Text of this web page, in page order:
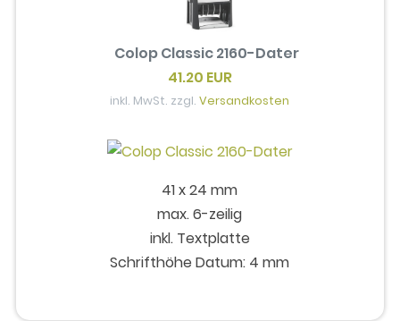
Colop Classic 2160-Dater
41.20 EUR
inkl. MwSt. zzgl.Versandkosten
41 x 24 mm
max. 6-zeilig
inkl. Textplatte
Schrifthöhe Datum: 4 mm